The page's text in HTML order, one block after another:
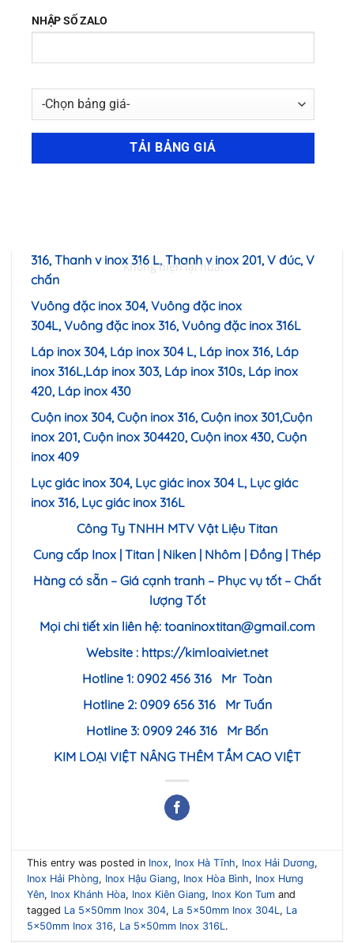
inox 430, Tấm inox 310s, Tấm inox 409, Tấm inox
303
Thanh La inox 304, Thanh La inox 304 L, Thanh La
La zin
inox 316 L, Ống inox 310S, Ống inox 201,Ống Đúc
inox
316, Thanh v inox 316 L, Thanh v inox 201, V đúc, V
chấn
Vuông đặc inox 304, Vuông đặc inox
304L, Vuông đặc inox 316, Vuông đặc inox 316L
Láp inox 304, Láp inox 304 L, Láp inox 316, Láp
inox 316L,Láp inox 303, Láp inox 310s, Láp inox
420, Láp inox 430
Cuộn inox 304, Cuộn inox 316, Cuộn inox 301,Cuộn
inox 201, Cuộn inox 304420, Cuộn inox 430, Cuộn
inox 409
Lục giác inox 304, Lục giác inox 304 L, Lục giác
inox 316, Lục giác inox 316L
Công Ty TNHH MTV Vật Liệu Titan
Cung cấp Inox | Titan | Niken | Nhôm | Đồng | Thép
Hàng có sẵn – Giá cạnh tranh – Phục vụ tốt – Chất
lượng Tốt
Mọi chi tiết xin liên hệ: toaninoxtitan@gmail.com
Website : https://kimloaiviet.net
Hotline 1: 0902 456 316 Mr Toàn
Hotline 2: 0909 656 316 Mr Tuấn
Hotline 3: 0909 246 316 Mr Bốn
KIM LOẠI VIỆT NÂNG THÊM TẦM CAO VIỆT
This entry was posted in Inox, Inox Hà Tĩnh, Inox Hải Dương,
Inox Hải Phòng, Inox Hậu Giang, Inox Hòa Bình, Inox Hưng
Yên, Inox Khánh Hòa, Inox Kiên Giang, Inox Kon Tum and
tagged La 5x50mm Inox 304, La 5x50mm Inox 304L, La
5x50mm Inox 316, La 5x50mm Inox 316L.